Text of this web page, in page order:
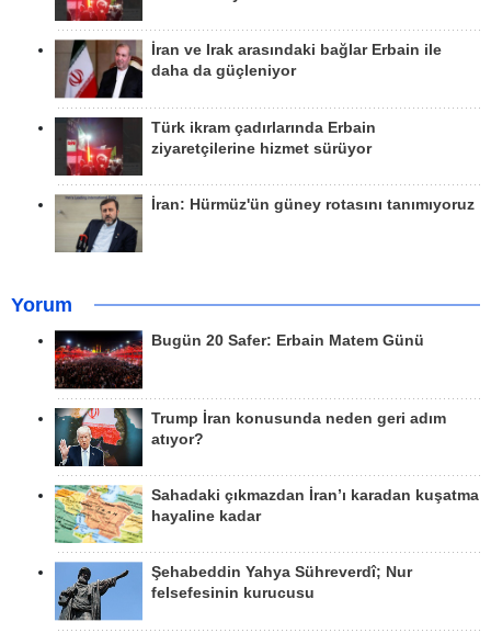
İran ve Irak arasındaki bağlar Erbain ile
daha da güçleniyor
Türk ikram çadırlarında Erbain
ziyaretçilerine hizmet sürüyor
İran: Hürmüz'ün güney rotasını tanımıyoruz
Yorum
Bugün 20 Safer: Erbain Matem Günü
Trump İran konusunda neden geri adım
atıyor?
Sahadaki çıkmazdan İran’ı karadan kuşatma
hayaline kadar
Şehabeddin Yahya Sühreverdî; Nur
felsefesinin kurucusu